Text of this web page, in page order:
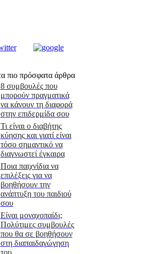
8 συμβουλές που
μπορούν πραγματικά
να κάνουν τη διαφορά
στην επιδερμίδα σου
Τι είναι ο διαβήτης
κύησης και γιατί είναι
τόσο σημαντικό να
διαγνωστεί έγκαιρα
Ποια παιχνίδια να
επιλέξεις για να
βοηθήσουν την
ανάπτυξη του παιδιού
σου
Είναι μοναχοπαίδι;
Πολύτιμες συμβουλές
που θα σε βοηθήσουν
στη διαπαιδαγώγηση
του